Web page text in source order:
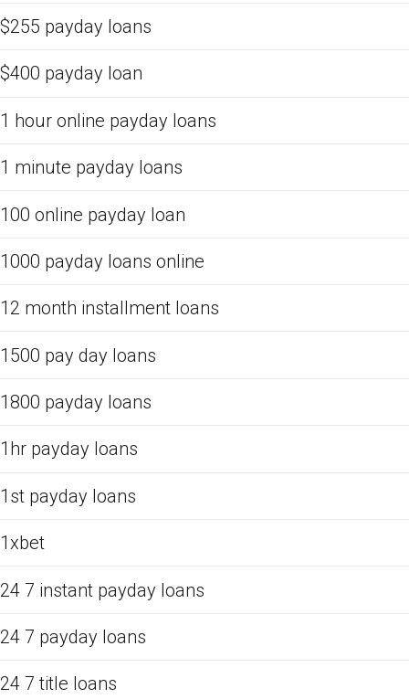
$255 payday loans
$400 payday loan
1 hour online payday loans
1 minute payday loans
100 online payday loan
1000 payday loans online
12 month installment loans
1500 pay day loans
1800 payday loans
1hr payday loans
1st payday loans
1xbet
24 7 instant payday loans
24 7 payday loans
24 7 title loans